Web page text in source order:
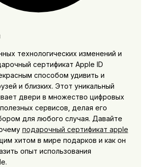
технологических изменений и
сертификат Apple ID
способом удивить и
и близких. Этот уникальный
двери в множество цифровых
сервисов, делая его
для любого случая. Давайте
подарочный сертификат apple
хитом в мире подарков и как он
опыт использования